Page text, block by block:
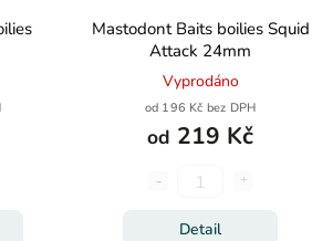
Mastodont Baits boilies Squid
Attack 24mm
Vyprodáno
od 196 Kč bez DPH
od 219 Kč
Detail